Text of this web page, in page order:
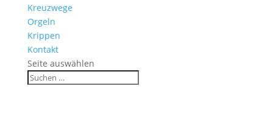
Kreuz­wege
Orgeln
Krippen
Kontakt
Seite auswählen